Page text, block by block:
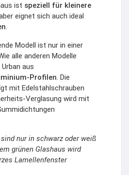
ist speziell für kleinere
eignet sich auch ideal
.
Modell ist nur in einer
alle anderen Modelle
aus
Profilen. Die
mit Edelstahlschrauben
Verglasung wird mit
nur in schwarz oder weiß
grünen Glashaus wird
Lamellenfenster